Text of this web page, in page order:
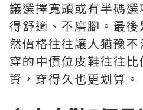
議選擇寬頭或有半碼
得舒適、不磨腳。最
然價格往往讓人猶豫
穿的中價位皮鞋往往
資，穿得久也更划算。